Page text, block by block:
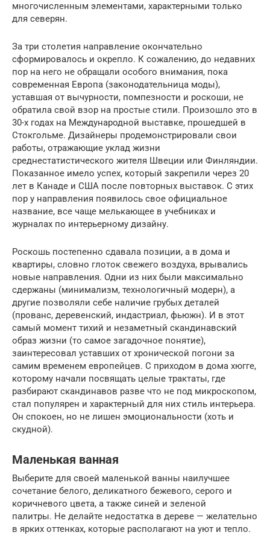
многочисленным элементами, характерными только
для северян.
За три столетия направление окончательно
сформировалось и окрепло. К сожалению, до недавних
пор на него не обращали особого внимания, пока
современная Европа (законодательница моды),
уставшая от вычурности, помпезности и роскоши, не
обратила свой взор на простые стили. Произошло это в
30-х годах на Международной выставке, прошедшей в
Стокгольме. Дизайнеры продемонстрировали свои
работы, отражающие уклад жизни
среднестатистического жителя Швеции или Финляндии.
Показанное имело успех, который закрепили через 20
лет в Канаде и США после повторных выставок. С этих
пор у направления появилось свое официальное
название, все чаще мелькающее в учебниках и
журналах по интерьерному дизайну.
Роскошь постепенно сдавала позиции, а в дома и
квартиры, словно глоток свежего воздуха, врывались
новые направления. Одни из них были максимально
сдержаны (минимализм, технологичный модерн), а
другие позволяли себе наличие грубых деталей
(прованс, деревенский, индастриал, фьюжн). И в этот
самый момент тихий и незаметный скандинавский
образ жизни (то самое загадочное понятие),
заинтересовал уставших от хронической погони за
самим временем европейцев. С приходом в дома хюгге,
которому начали посвящать целые трактаты, где
разбирают скандинавов разве что не под микроскопом,
стал популярен и характерный для них стиль интерьера.
Он спокоен, но не лишен эмоциональности (хоть и
скудной).
Маленькая ванная
Выберите для своей маленькой ванны наилучшее
сочетание белого, деликатного бежевого, серого и
коричневого цвета, а также синей и зеленой
палитры. Не делайте недостатка в дереве — желательно
в ярких оттенках, которые располагают на уют и тепло.